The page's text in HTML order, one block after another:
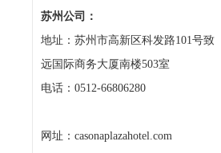
苏州公司：
地址：苏州市高新区科发路101号致
远国际商务大厦南楼503室
电话：0512-66806280
网址：casonaplazahotel.com